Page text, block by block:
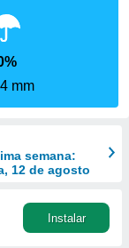
mm
semana:
12 de agosto
Instalar